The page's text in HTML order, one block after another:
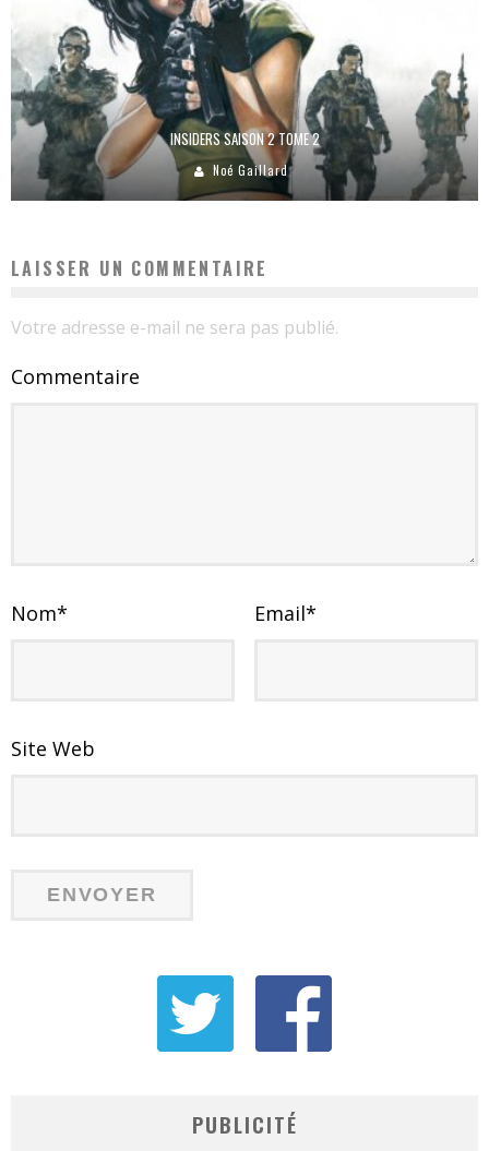
INSIDERS SAISON 2 TOME 2
Noé Gaillard
LAISSER UN COMMENTAIRE
Votre adresse e-mail ne sera pas publié.
Commentaire
Nom* Email*
Site Web
PUBLICITÉ